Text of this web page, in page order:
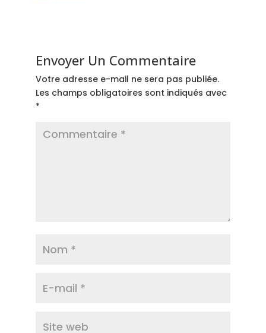
Envoyer Un Commentaire
Votre adresse e-mail ne sera pas publiée.
Les champs obligatoires sont indiqués avec
*